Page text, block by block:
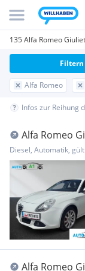
135 Alfa Romeo
Alfa Romeo
Filtern
Infos zur Reihung
Alfa Romeo
Distinctive TCT
Diesel, Automatik,
Alfa Romeo